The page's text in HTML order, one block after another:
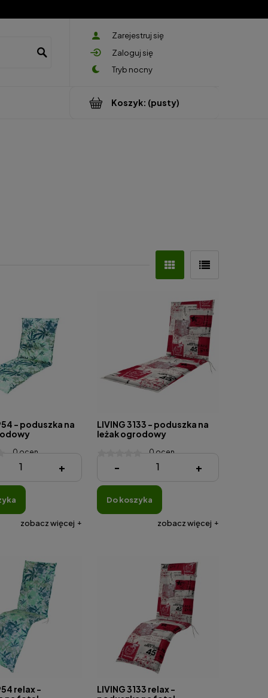
Zarejestruj się
Zaloguj się
Koszyk: (pusty)
- poduszka na
0 ocen
+
zobacz więcej
LIVING 3133 - poduszka na
leżak ogrodowy
0 ocen
224,03 zł
- +
do koszyka
zobacz więcej
relax -
LIVING 3133 relax -